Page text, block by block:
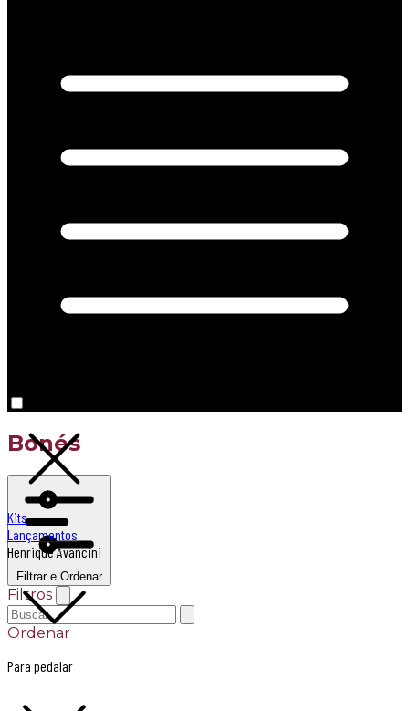
Kits
Lançamentos
Henrique Avancini
Para pedalar
Bonés
Filtrar e Ordenar
Filtros
Ordenar